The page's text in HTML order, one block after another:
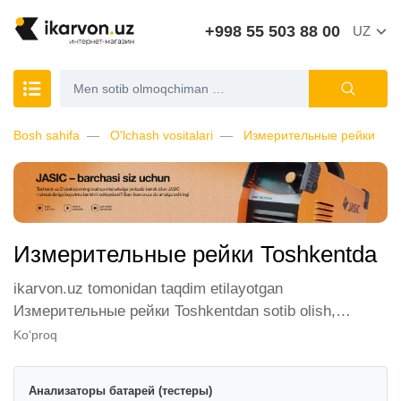
+998 55 503 88 00 UZ
Bosh sahifa O'lchash vositalari Измерительные рейки
Измерительные рейки Toshkentda
ikarvon.uz tomonidan taqdim etilayotgan
Измерительные рейки Toshkentdan sotib olish,
mijozlarimiz orasida katta talabga ega. Biz ushbu
Ko‘proq
Анализаторы батарей (тестеры)